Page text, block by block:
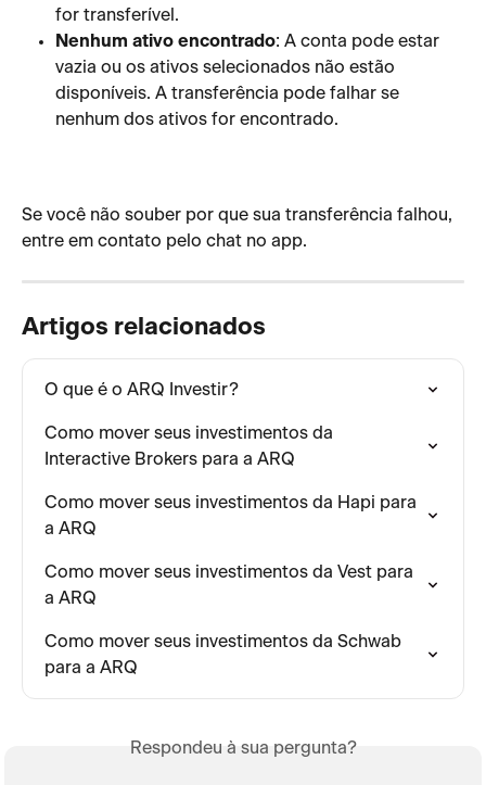
for transferível.
Nenhum ativo encontrado: A conta pode estar
vazia ou os ativos selecionados não estão
disponíveis. A transferência pode falhar se
nenhum dos ativos for encontrado.
Se você não souber por que sua transferência falhou,
entre em contato pelo chat no app.
Artigos relacionados
O que é o ARQ Investir?
Como mover seus investimentos da
Interactive Brokers para a ARQ
Como mover seus investimentos da Hapi para
a ARQ
Como mover seus investimentos da Vest para
a ARQ
Como mover seus investimentos da Schwab
para a ARQ
Respondeu à sua pergunta?